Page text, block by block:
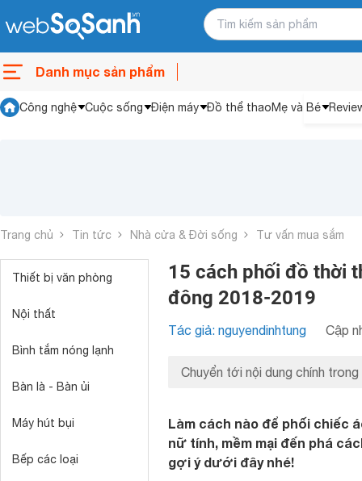
Danh mục sản phẩm
Công nghệ Cuộc sống Điện máy Đồ thể thaoMẹ và Bé
Trang chủ Tin tức Nhà cửa & Đời sống Tư vấn mua sắm
Thiết bị văn phòng
Nội thất
Bình tắm nóng lạnh
Bàn là - Bàn ủi
Máy hút bụi
Bếp các loại
15 cách phối đồ thời
đông 2018-2019
Tác giả: nguyendinhtung Cập
Chuyển tới nội dung chính trong
Làm cách nào để phối chiếc
nữ tính, mềm mại đến phá
gợi ý dưới đây nhé!